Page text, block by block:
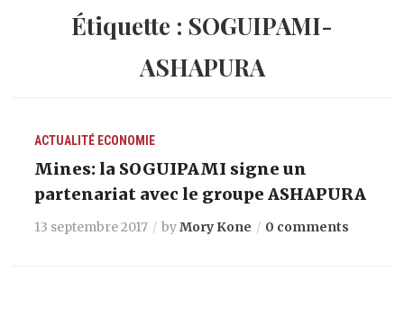
Étiquette : SOGUIPAMI-
ASHAPURA
ACTUALITÉ ECONOMIE
Mines: la SOGUIPAMI signe un
partenariat avec le groupe ASHAPURA
13 septembre 2017 byMory Kone 0 comments